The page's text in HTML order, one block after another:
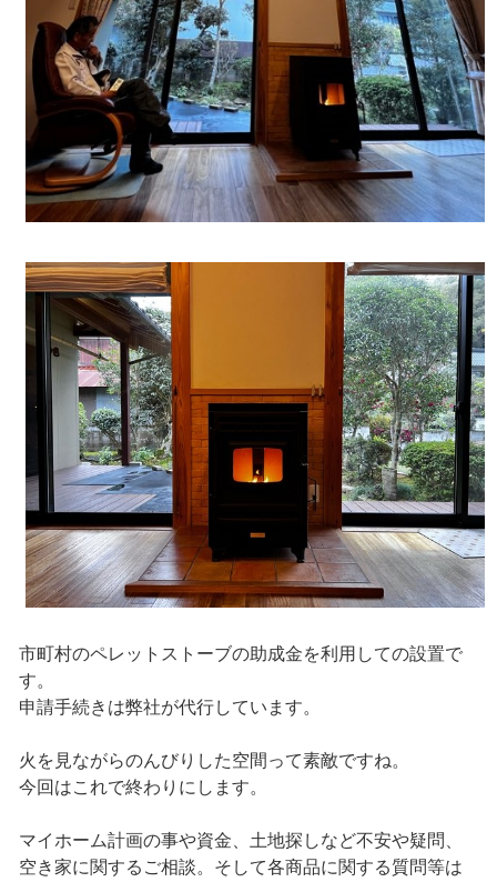
市町村のペレットストーブの助成金を利用しての設置で
す。
申請手続きは弊社が代行しています。
火を見ながらのんびりした空間って素敵ですね。
今回はこれで終わりにします。
マイホーム計画の事や資金、土地探しなど不安や疑問、
空き家に関するご相談。そして各商品に関する質問等は